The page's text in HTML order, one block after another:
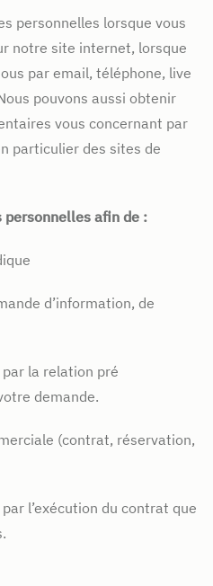
personnelles lorsque vous
notre site internet, lorsque
par email, téléphone, live
pouvons aussi obtenir
vous concernant par
particulier des sites de
personnelles afin de :
d’information, de
la relation pré
demande.
(contrat, réservation,
l’exécution du contrat que